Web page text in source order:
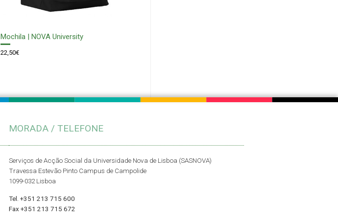
Mochila | NOVA University
22,50€
MORADA / TELEFONE
Serviços de Acção Social da Universidade Nova de Lisboa (SASNOVA)
Travessa Estevão Pinto Campus de Campolide
1099-032 Lisboa
Tel. +351 213 715 600
Fax +351 213 715 672